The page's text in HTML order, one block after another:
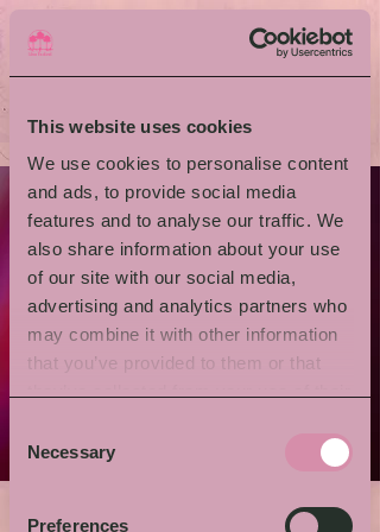
This website uses cookies
We use cookies to personalise content
and ads, to provide social media
features and to analyse our traffic. We
also share information about your use
of our site with our social media,
advertising and analytics partners who
may combine it with other information
that you’ve provided to them or that
Selection
Necessary
Preferences